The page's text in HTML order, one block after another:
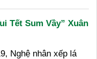
Tết Sum Vầy” Xuân
Nghệ nhân xếp lá